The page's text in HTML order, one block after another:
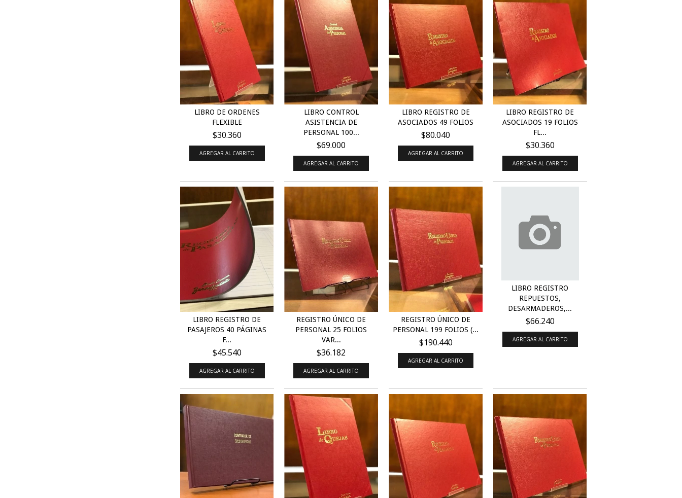
LIBRO DE ORDENES
FLEXIBLE
$30.360
AGREGAR AL CARRITO
LIBRO CONTROL
ASISTENCIA DE
PERSONAL 100...
$69.000
AGREGAR AL CARRITO
LIBRO REGISTRO DE
ASOCIADOS 49 FOLIOS
$80.040
AGREGAR AL CARRITO
LIBRO REGISTRO DE
ASOCIADOS 19 FOLIOS
FL...
$30.360
AGREGAR AL CARRITO
LIBRO REGISTRO DE
PASAJEROS 40 PÁGINAS
F...
$45.540
AGREGAR AL CARRITO
REGISTRO ÚNICO DE
PERSONAL 25 FOLIOS
VAR...
$36.182
AGREGAR AL CARRITO
REGISTRO ÚNICO DE
PERSONAL 199 FOLIOS (...
$190.440
AGREGAR AL CARRITO
LIBRO REGISTRO
REPUESTOS,
DESARMADEROS,...
$66.240
AGREGAR AL CARRITO